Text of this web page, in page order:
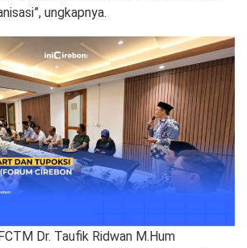
ungkapnya.
Dr. Taufik Ridwan M.Hum